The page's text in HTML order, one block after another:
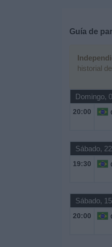
Guía de
historial
Domingo,
20:00
Sábado,
19:30
Sábado,
20:00